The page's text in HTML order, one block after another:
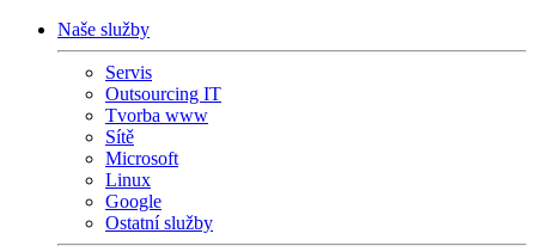
Naše služby
Servis
Outsourcing IT
Tvorba www
Sítě
Microsoft
Linux
Google
Ostatní služby